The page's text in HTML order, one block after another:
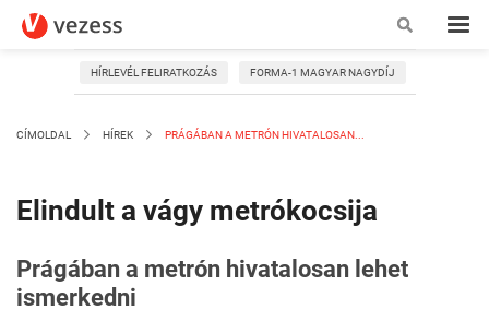
HÍRLEVÉL FELIRATKOZÁS FORMA-1 MAGYAR NAGYDÍJ
CÍMOLDAL HÍREK PRÁGÁBAN A METRÓN HIVATALOSAN...
Elindult a vágy metrókocsija
Prágában a metrón hivatalosan lehet
ismerkedni